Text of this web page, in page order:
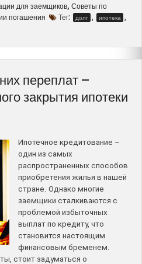
для заемщиков, Советы по
погашения Тег: долг , ипотека ,
переплат –
закрытия ипотеки
Ипотечное кредитование –
один из самых
распространенных способов
приобретения жилья в нашей
стране. Однако многие
заемщики сталкиваются с
проблемой избыточных
выплат по кредиту, что
становится настоящим
финансовым бременем.
стоит задуматься о